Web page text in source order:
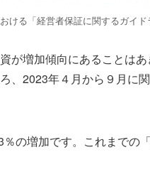
ける「経営者保証に関するガイ
が増加傾向にあることは
、2023年４月から９月に
の増加です。これまでの